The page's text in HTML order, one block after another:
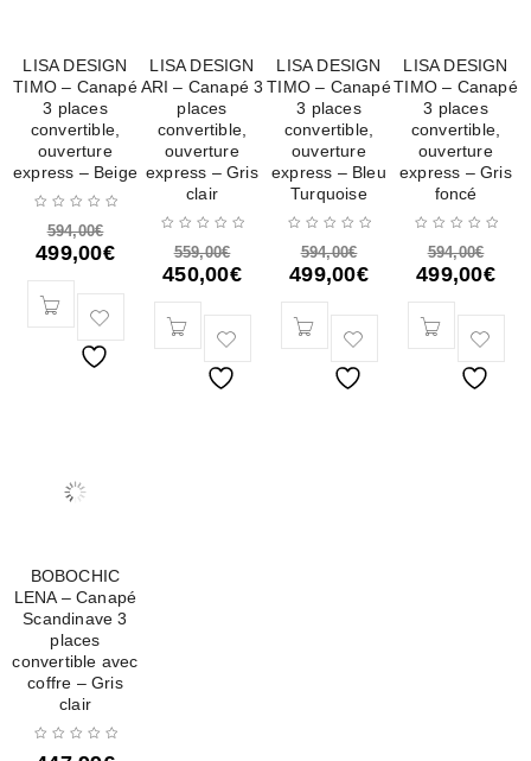
LISA DESIGN
TIMO – Canapé
3 places
convertible,
ouverture
express – Beige
594,00€
499,00€
LISA DESIGN
ARI – Canapé 3
places
convertible,
ouverture
express – Gris
clair
559,00€
450,00€
LISA DESIGN
TIMO – Canapé
3 places
convertible,
ouverture
express – Bleu
Turquoise
594,00€
499,00€
LISA DESIGN
TIMO – Canapé
3 places
convertible,
ouverture
express – Gris
foncé
594,00€
499,00€
BOBOCHIC
LENA – Canapé
Scandinave 3
places
convertible avec
coffre – Gris
clair